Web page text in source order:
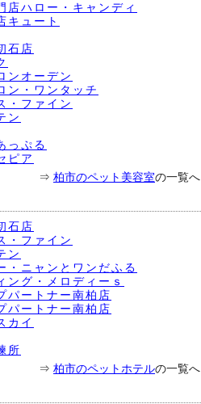
店ハロー・キャンディ
キュート
石店
ンオーデン
ン・ワンタッチ
・ファイン
ン
っぷる
ピア
⇒ 柏市のペット美容室の一覧へ
石店
・ファイン
ン
・ニャンとワンだふる
ング・メロディーｓ
パートナー南柏店
パートナー南柏店
カイ
所
⇒ 柏市のペットホテルの一覧へ